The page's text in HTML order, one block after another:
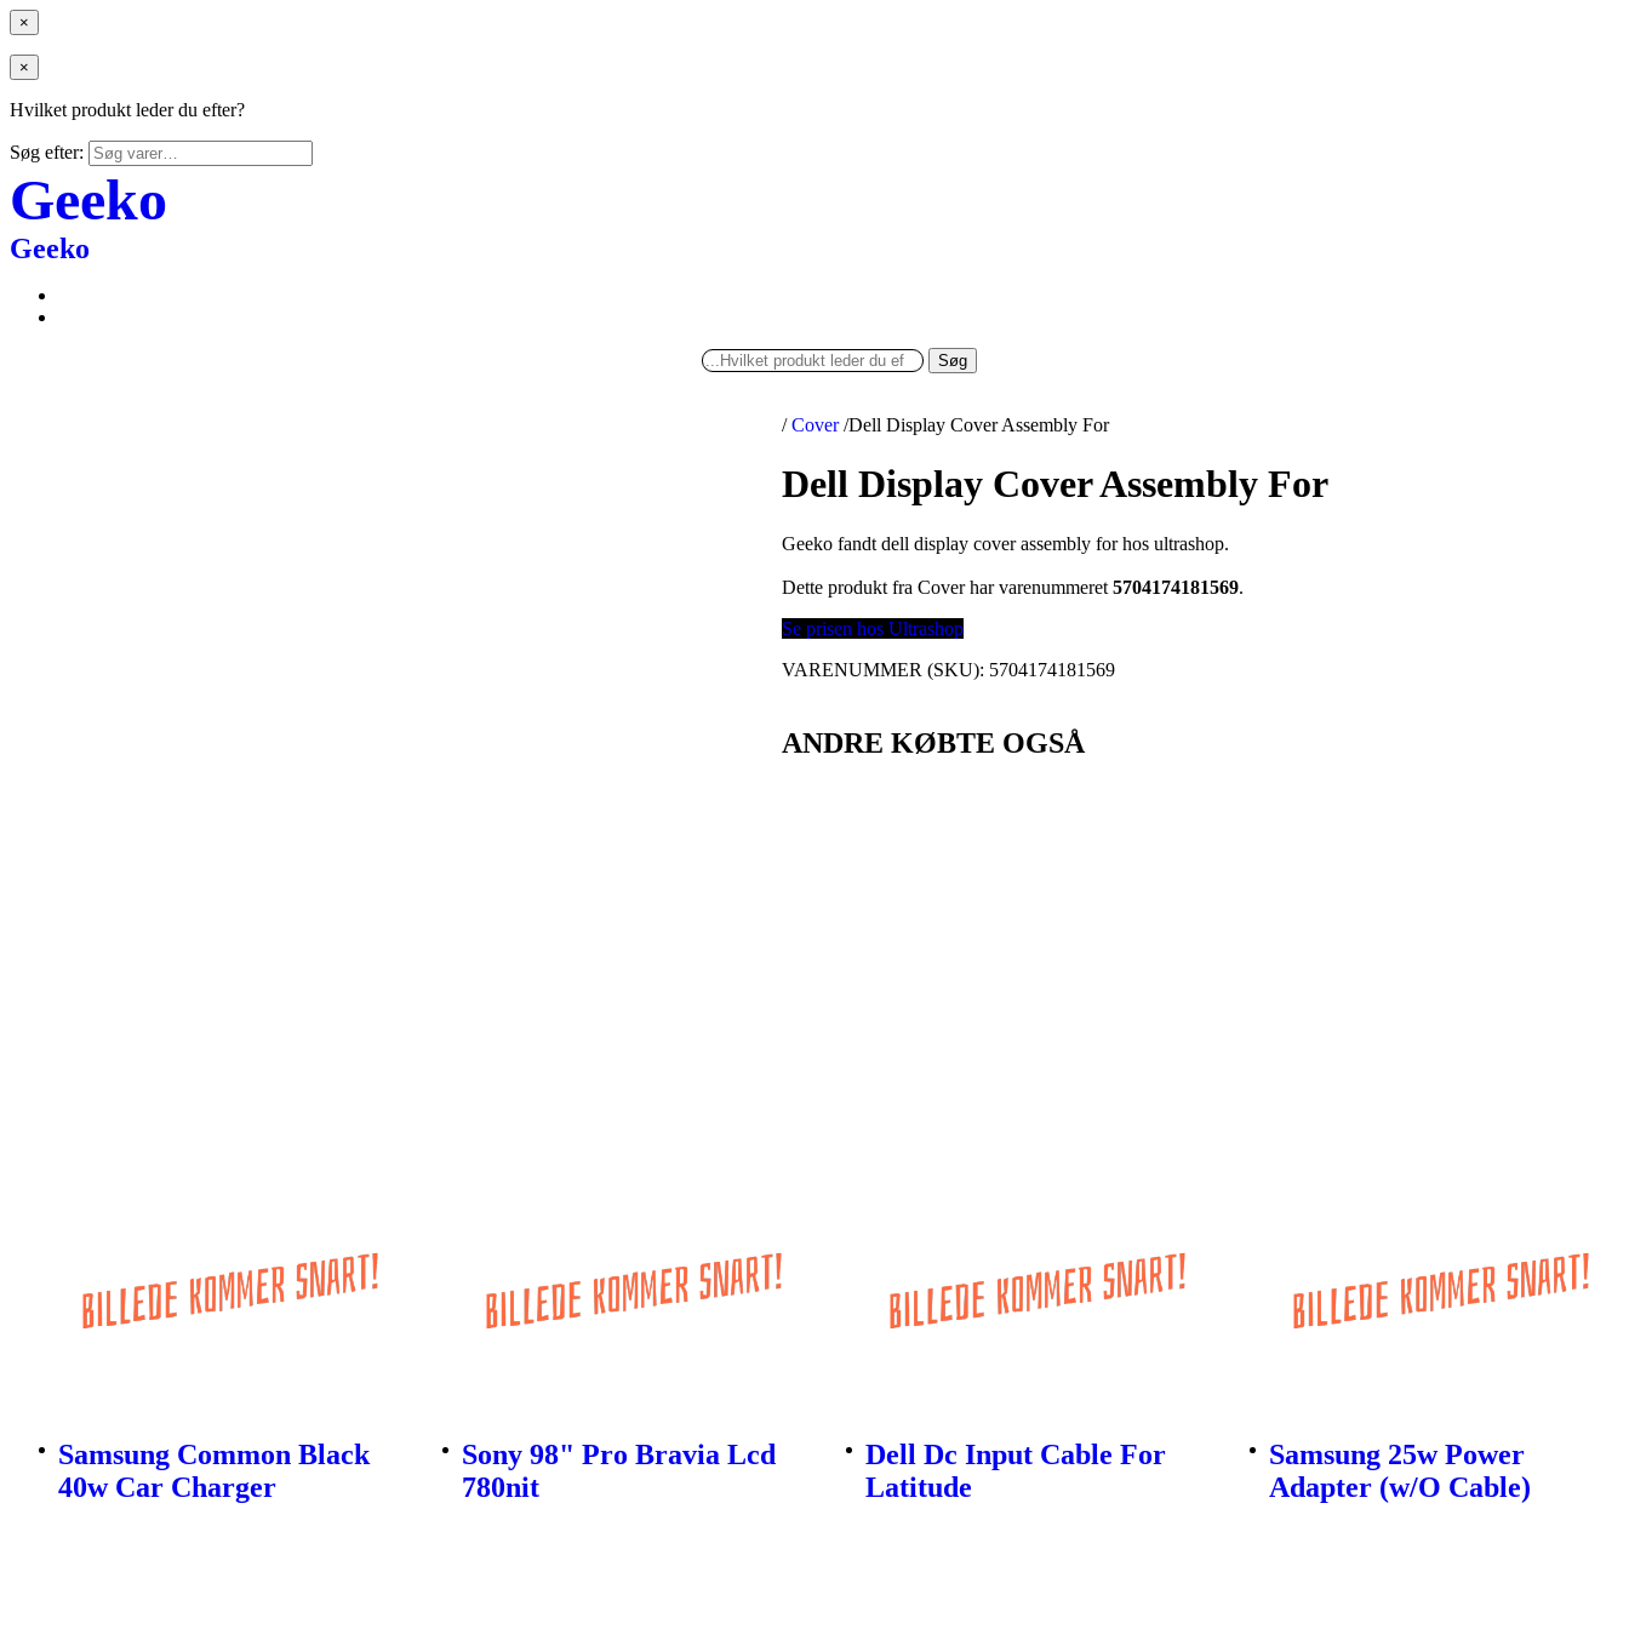
×
×
Hvilket produkt leder du efter?
Søg efter:
Geeko
Geeko
Søg
/ Cover /Dell Display Cover Assembly For
Dell Display Cover Assembly For
Geeko fandt dell display cover assembly for hos ultrashop.
Dette produkt fra Cover har varenummeret5704174181569.
Se prisen hos Ultrashop
VARENUMMER (SKU): 5704174181569
ANDRE KØBTE OGSÅ
Samsung Common Black
40w Car Charger
Sony 98" Pro Bravia Lcd
780nit
Dell Dc Input Cable For
Latitude
Samsung 25w Power
Adapter (w/O Cable)